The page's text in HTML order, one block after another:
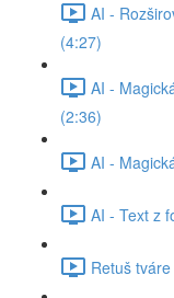
AI -
(4:27)
AI -
(2:36)
AI -
AI - Text z
Retuš